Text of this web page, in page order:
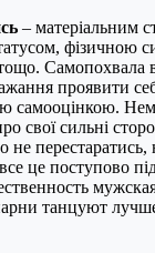
– матеріальним
фізичною
Самопохвала
проявити
самооцінкою.
свої сильні
не
це поступово